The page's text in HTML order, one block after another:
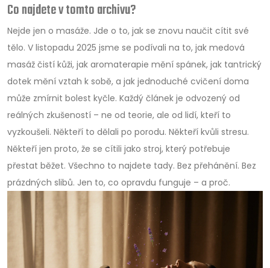
Co najdete v tomto archivu?
Nejde jen o masáže. Jde o to, jak se znovu naučit cítit své
tělo. V listopadu 2025 jsme se podívali na to, jak medová
masáž čistí kůži, jak aromaterapie mění spánek, jak tantrický
dotek mění vztah k sobě, a jak jednoduché cvičení doma
může zmírnit bolest kyčle. Každý článek je odvozený od
reálných zkušeností – ne od teorie, ale od lidí, kteří to
vyzkoušeli. Někteří to dělali po porodu. Někteří kvůli stresu.
Někteří jen proto, že se cítili jako stroj, který potřebuje
přestat běžet. Všechno to najdete tady. Bez přehánění. Bez
prázdných slibů. Jen to, co opravdu funguje – a proč.